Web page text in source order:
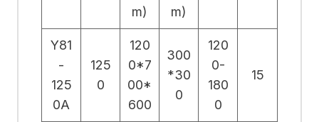
m)
m)
Y81
-
125
0A
125
0
120
0*7
00*
600
300
*30
0
120
0-
180
0
15